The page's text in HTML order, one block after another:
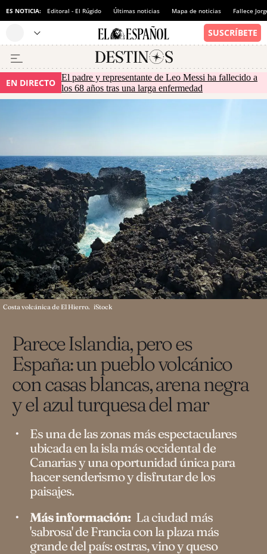
ES NOTICIA: Editoral - El Rúgido Últimas noticias Mapa de noticias Fallece
EN DIRECTO El padre y representante de Leo Messi ha fallecido a
los 68 años tras una larga enfermedad
Parece Islandia, pero es
España: un pueblo volcánico
con casas blancas, arena negra
y el azul turquesa del mar
Es una de las zonas más espectaculares
ubicada en la isla más occidental de
Canarias y una oportunidad única para
hacer senderismo y disfrutar de los
paisajes.
Más información: La ciudad más
'sabrosa' de Francia con la plaza más
grande del país: ostras, vino y queso
Costa volcánica de El Hierro. iStock